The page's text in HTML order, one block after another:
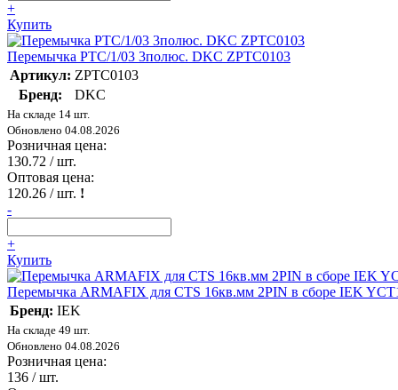
+
Купить
Перемычка PTC/1/03 3полюс. DKC ZPTC0103
Артикул: ZPTC0103
Бренд:
DKC
На складе 14 шт.
Обновлено 04.08.2026
Розничная цена:
130.72 / шт.
Оптовая цена:
120.26 / шт. !
-
+
Купить
Перемычка ARMAFIX для CTS 16кв.мм 2PIN в сборе IEK
Бренд: IEK
На складе 49 шт.
Обновлено 04.08.2026
Розничная цена:
136 / шт.